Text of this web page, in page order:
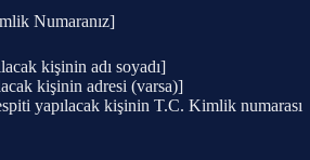
Numaranız]
kişinin adı soyadı]
kişinin adresi (varsa)]
yapılacak kişinin T.C. Kimlik numarası